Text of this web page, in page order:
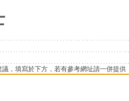
議，填寫於下方，若有參考網址請一併提供